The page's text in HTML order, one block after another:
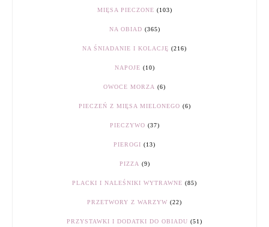
MIĘSA PIECZONE (103)
NA OBIAD (365)
NA ŚNIADANIE I KOLACJĘ (216)
NAPOJE (10)
OWOCE MORZA (6)
PIECZEŃ Z MIĘSA MIELONEGO (6)
PIECZYWO (37)
PIEROGI (13)
PIZZA (9)
PLACKI I NALEŚNIKI WYTRAWNE (85)
PRZETWORY Z WARZYW (22)
PRZYSTAWKI I DODATKI DO OBIADU (51)